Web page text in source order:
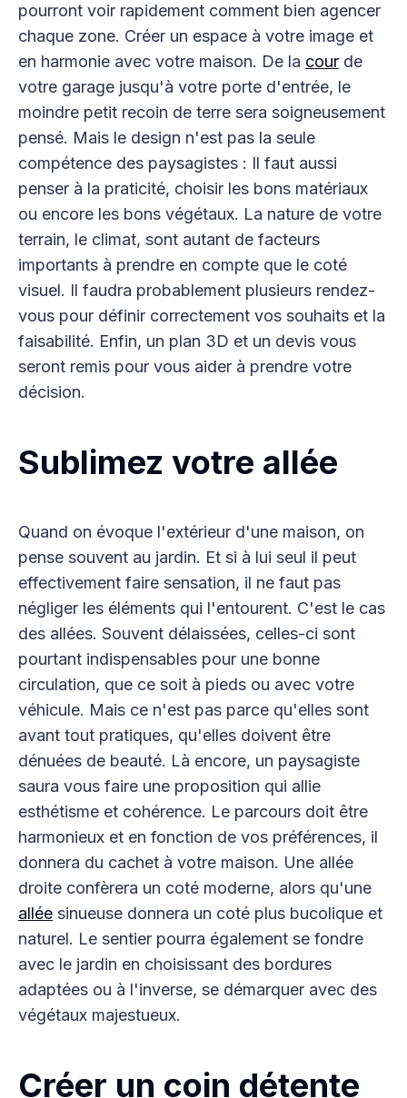
pourront voir rapidement comment bien agencer
chaque zone. Créer un espace à votre image et
en harmonie avec votre maison. De la cour de
votre garage jusqu'à votre porte d'entrée, le
moindre petit recoin de terre sera soigneusement
pensé. Mais le design n'est pas la seule
compétence des paysagistes : Il faut aussi
penser à la praticité, choisir les bons matériaux
ou encore les bons végétaux. La nature de votre
terrain, le climat, sont autant de facteurs
importants à prendre en compte que le coté
visuel. Il faudra probablement plusieurs rendez-
vous pour définir correctement vos souhaits et la
faisabilité. Enfin, un plan 3D et un devis vous
seront remis pour vous aider à prendre votre
décision.
Sublimez votre allée
Quand on évoque l'extérieur d'une maison, on
pense souvent au jardin. Et si à lui seul il peut
effectivement faire sensation, il ne faut pas
négliger les éléments qui l'entourent. C'est le cas
des allées. Souvent délaissées, celles-ci sont
pourtant indispensables pour une bonne
circulation, que ce soit à pieds ou avec votre
véhicule. Mais ce n'est pas parce qu'elles sont
avant tout pratiques, qu'elles doivent être
dénuées de beauté. Là encore, un paysagiste
saura vous faire une proposition qui allie
esthétisme et cohérence. Le parcours doit être
harmonieux et en fonction de vos préférences, il
donnera du cachet à votre maison. Une allée
droite confèrera un coté moderne, alors qu'une
allée sinueuse donnera un coté plus bucolique et
naturel. Le sentier pourra également se fondre
avec le jardin en choisissant des bordures
adaptées ou à l'inverse, se démarquer avec des
végétaux majestueux.
Créer un coin détente